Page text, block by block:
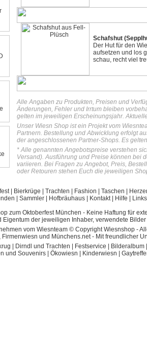
Schafshut
Der Hut für den
aufsetzen und los
schau, recht viel
Alle Angaben zu Produkten, Preisen und
Änderungen, Fehler und Irrtum bleiben
gelten im jeweiligen Erscheinungsjahr.
Unser Wiesn Shop ist ein Projekt vom
Partnern. Bestellung und Abwicklung erfolgt
der angeschlossenen Partner-Shops. Es
* Alle genannten Angebotspreise verstehen
Versand). Ausführung und Preise können bei
variieren. Bei Fragen zu Angebot, Preis,
oder Retouren stehen Euch die jeweiligen
| Bierkrüge Trachten Fashion Taschen
Sammler Hofbräuhaus Kontakt| Hilfe
Links
zum Oktoberfest München - Keine Haftung für
Eigentum der jeweiligen Inhaber, verwendete
vom Wiesnteam © Copyright Wiesnshop -
Firmenwiesn und Münchens.net - Mit freundlicher
Dirndl und Trachten Festservice Bilderalbum
und Souvenirs Ökowiesn Kinderwiesn